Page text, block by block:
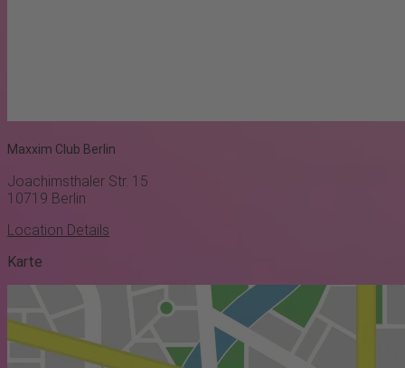
Maxxim Club Berlin
Joachimsthaler Str. 15
10719 Berlin
Location Details
Karte